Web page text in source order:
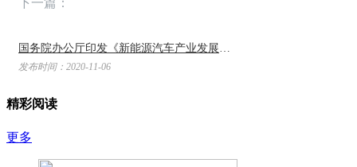
下一篇：
发布时间：2020-11-06
精彩阅读
更多